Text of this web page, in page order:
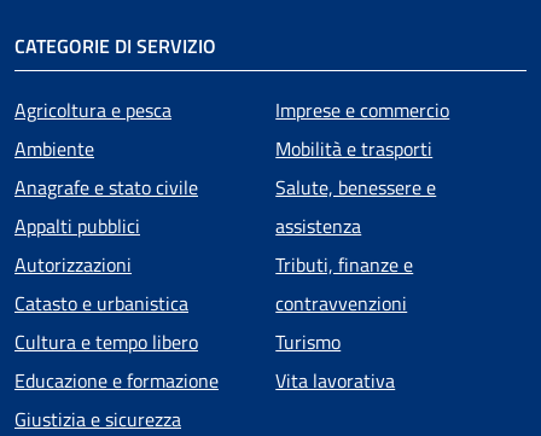
CATEGORIE DI SERVIZIO
Agricoltura e pesca
Ambiente
Anagrafe e stato civile
Appalti pubblici
Autorizzazioni
Catasto e urbanistica
Cultura e tempo libero
Educazione e formazione
Giustizia e sicurezza
Imprese e commercio
Mobilità e trasporti
Salute, benessere e
assistenza
Tributi, finanze e
contravvenzioni
Turismo
Vita lavorativa